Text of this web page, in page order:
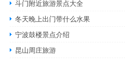
斗门附近旅游景点大全
冬天晚上出门带什么水果
宁波鼓楼景点介绍
昆山周庄旅游